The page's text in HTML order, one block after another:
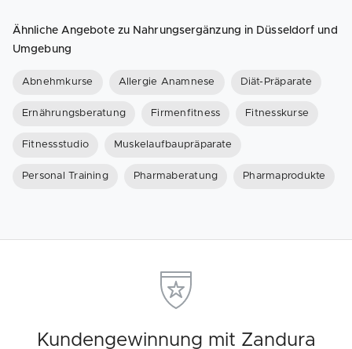
Ähnliche Angebote zu Nahrungsergänzung in Düsseldorf und
Umgebung
Abnehmkurse Allergie Anamnese Diät-Präparate
Ernährungsberatung Firmenfitness Fitnesskurse
Fitnessstudio Muskelaufbaupräparate
Personal Training Pharmaberatung Pharmaprodukte
Kundengewinnung mit Zandura